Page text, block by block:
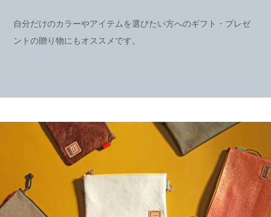
自分だけのカラーやアイテムを選びたい方へのギフト・プレゼ
ントの贈り物にもオススメです。